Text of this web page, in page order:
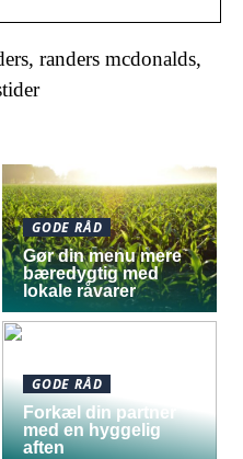
randers mcdonalds,
GODE RÅD
Gør din menu mere
bæredygtig med
lokale råvarer
GODE RÅD
Forkæl din partner
med en hyggelig
aften